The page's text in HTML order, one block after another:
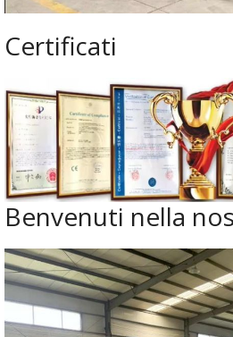
Certificati
Benvenuti nella